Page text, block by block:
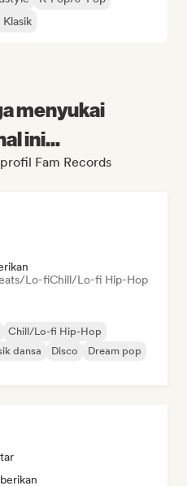
menyukai
ini...
Fam Records
Lo-fiChill/Lo-fi Hip-Hop
Chill/Lo-fi Hip-Hop
dansa Disco
Dream pop